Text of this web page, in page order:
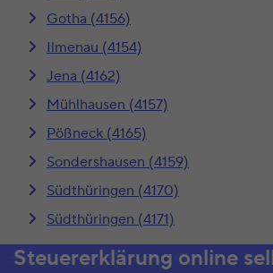
Gotha (4156)
Ilmenau (4154)
Jena (4162)
Mühlhausen (4157)
Pößneck (4165)
Sondershausen (4159)
Südthüringen (4170)
Südthüringen (4171)
Steuererklärung online